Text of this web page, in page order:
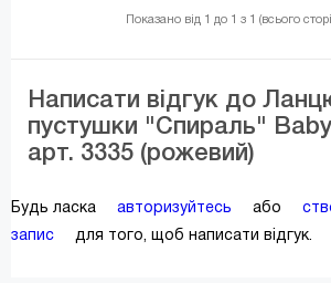
Показано від 1 до 1 з 1 (всього
Написати відгук до
пустушки "Спираль"
арт. 3335 (рожевий)
Будь ласка авторизуйтесь або
запис
для того, щоб написати відгук.